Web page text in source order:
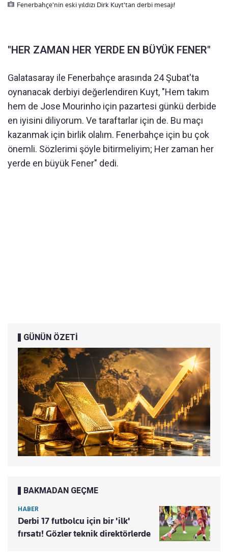
Fenerbahçe'nin eski yıldızı Dirk Kuyt'tan derbi mesajı!
"HER ZAMAN HER YERDE EN BÜYÜK FENER"
Galatasaray ile Fenerbahçe arasında 24 Şubat'ta
oynanacak derbiyi değerlendiren Kuyt, "Hem takım
hem de Jose Mourinho için pazartesi günkü derbide
en iyisini diliyorum. Ve taraftarlar için de. Bu maçı
kazanmak için birlik olalım. Fenerbahçe için bu çok
önemli. Sözlerimi şöyle bitirmeliyim; Her zaman her
yerde en büyük Fener" dedi.
GÜNÜN ÖZETİ
BAKMADAN GEÇME
HABER
Derbi 17 futbolcu için bir 'ilk'
fırsatı! Gözler teknik direktörlerde